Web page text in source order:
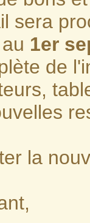
sera
1er
de
la